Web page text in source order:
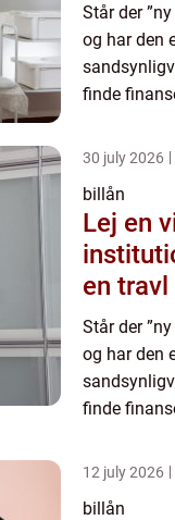
Står der
og har den
finde
30 july 2026
billån
Lej en
en
Står der
og har den
finde
12 july 2026
billån